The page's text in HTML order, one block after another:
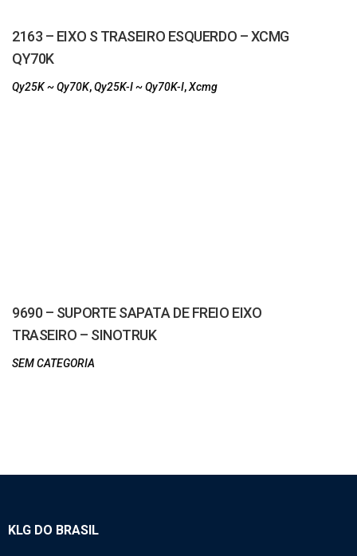
2163 – EIXO S TRASEIRO ESQUERDO – XCMG
QY70K
Qy25K ~ Qy70K,Qy25K-I ~ Qy70K-I,Xcmg
9690 – SUPORTE SAPATA DE FREIO EIXO
TRASEIRO – SINOTRUK
SEM CATEGORIA
KLG DO BRASIL